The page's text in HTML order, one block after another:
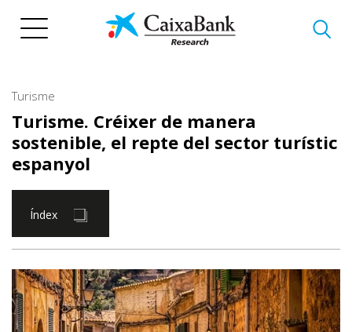
Turisme
Turisme. Créixer de manera
sostenible, el repte del sector turístic
espanyol
Índex